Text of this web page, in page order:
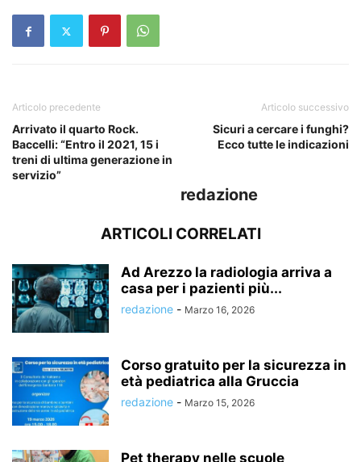
Articolo precedente
Arrivato il quarto Rock.
Baccelli: “Entro il 2021, 15 i
treni di ultima generazione in
servizio”
Articolo successivo
Sicuri a cercare i funghi?
Ecco tutte le indicazioni
redazione
ARTICOLI CORRELATI
Ad Arezzo la radiologia arriva a
casa per i pazienti più...
redazione - Marzo 16, 2026
Corso gratuito per la sicurezza in
età pediatrica alla Gruccia
redazione - Marzo 15, 2026
Pet therapy nelle scuole